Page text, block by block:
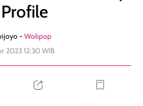
- Wolipop
2023 12:30 WIB